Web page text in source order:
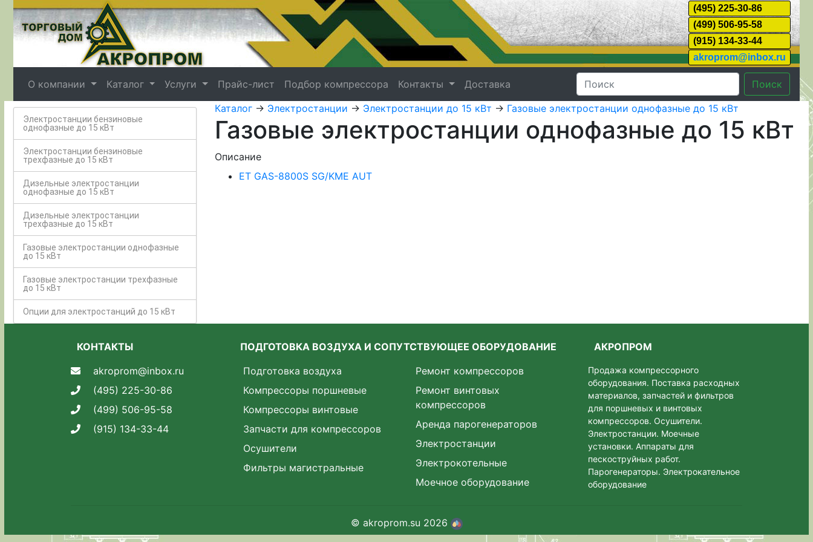
(495) 225-30-86
(499) 506-95-58
(915) 134-33-44
akroprom@inbox.ru
О компании Каталог Услуги Прайс-лист Подбор компрессора Контакты Доставка Поиск
Электростанции бензиновые
однофазные до 15 кВт
Электростанции бензиновые
трехфазные до 15 кВт
Дизельные электростанции
однофазные до 15 кВт
Дизельные электростанции
трехфазные до 15 кВт
Газовые электростанции однофазные
до 15 кВт
Газовые электростанции трехфазные
до 15 кВт
Опции для электростанций до 15 кВт
Каталог-> Электростанции -> Электростанции до 15 кВт -> Газовые электростанции однофазные до 15 кВт
Газовые электростанции однофазные до 15 кВт
Описание
ET GAS-8800S SG/KME AUT
КОНТАКТЫ
akroprom@inbox.ru
(495) 225-30-86
(499) 506-95-58
(915) 134-33-44
ПОДГОТОВКА ВОЗДУХА И СОПУТСТВУЮЩЕЕ ОБОРУДОВАНИЕ
Подготовка воздуха
Компрессоры поршневые
Компрессоры винтовые
Запчасти для компрессоров
Осушители
Фильтры магистральные
Ремонт компрессоров
Ремонт винтовых
компрессоров
Аренда парогенераторов
Электростанции
Электрокотельные
Моечное оборудование
АКРОПРОМ
Продажа компрессорного
оборудования. Поставка расходных
материалов, запчастей и фильтров
для поршневых и винтовых
компрессоров. Осушители.
Электростанции. Моeчные
установки. Аппараты для
пескоструйных работ.
Парогенераторы. Электрокательное
оборудование
© akroprom.su 2026